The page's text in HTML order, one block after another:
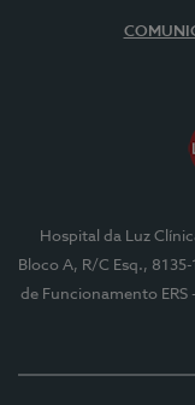
Hospital da Luz
Bloco A, R/C Esq., 8135-
de Funcionamento ERS